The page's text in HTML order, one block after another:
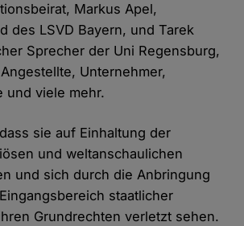
Markus Apel,
des LSVD Bayern, und Tarek
Sprecher der Uni Regensburg,
Unternehmer,
und viele mehr.
sie auf Einhaltung der
und weltanschaulichen
und sich durch die Anbringung
staatlicher
Grundrechten verletzt sehen.